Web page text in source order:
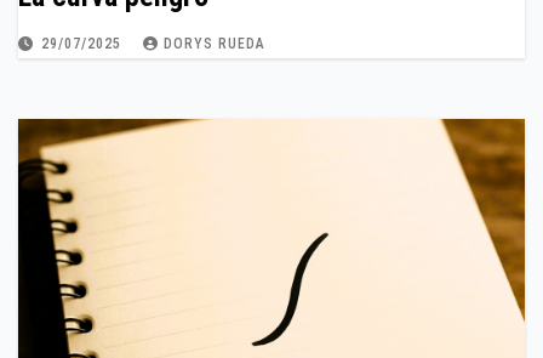
29/07/2025 DORYS RUEDA